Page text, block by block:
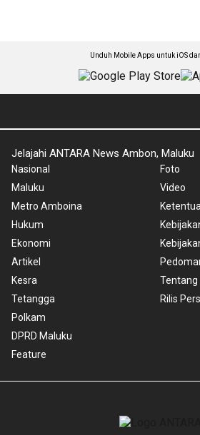
Unduh Mobile Apps untuk iOS
Jelajahi ANTARA News Ambon, Maluku
Nasional
Maluku
Metro Amboina
Hukum
Ekonomi
Artikel
Kesra
Tetangga
Polkam
DPRD Maluku
Feature
Foto
Video
Tentang
Rilis Pers